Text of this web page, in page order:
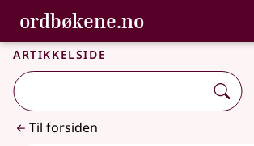
Gå til hovedinnhold
Tilgjengelighet
ordbøkene.no,
Bokmålsordboka og Nynorskordboka
Artikkelside
Til forsiden